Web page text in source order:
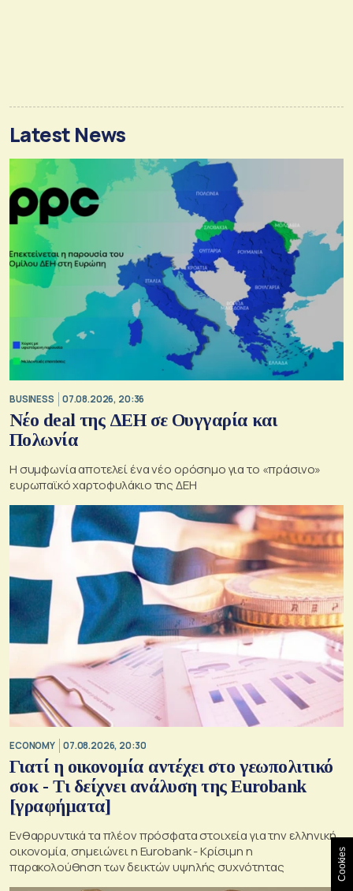
Latest News
BUSINESS 07.08.2026, 20:36
Νέο deal της ΔΕΗ σε Ουγγαρία και
Πολωνία
Η συμφωνία αποτελεί ένα νέο ορόσημο για το «πράσινο»
ευρωπαϊκό χαρτοφυλάκιο της ΔΕΗ
ECONOMY 07.08.2026, 20:30
Γιατί η οικονομία αντέχει στο γεωπολιτικό
σοκ - Τι δείχνει ανάλυση της Eurobank
[γραφήματα]
Ενθαρρυντικά τα πλέον πρόσφατα στοιχεία για την ελληνική
οικονομία, σημειώνει η Eurobank - Kρίσιμη η
παρακολούθηση των δεικτών υψηλής συχνότητας
Cookies